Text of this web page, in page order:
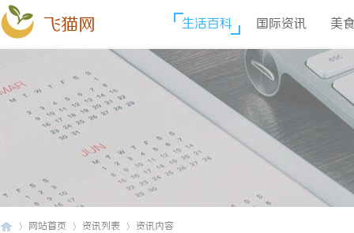
飞猫网 生活百科 国际资讯 美
网站首页 资讯列表 资讯内容